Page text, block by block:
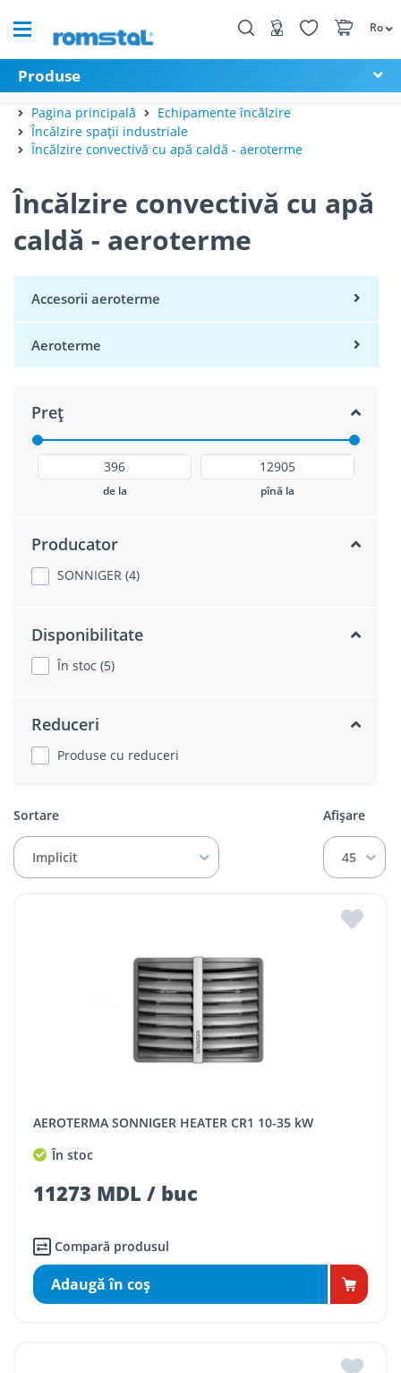
Ro
Produse
Pagina principală
Echipamente încălzire
Încălzire spații industriale
Încălzire convectivă cu apă caldă - aeroterme
Încălzire convectivă cu apă
caldă - aeroterme
Accesorii aeroterme
Aeroterme
Preț
de la pînă la
Producator
SONNIGER (4)
Disponibilitate
În stoc (5)
Reduceri
Produse cu reduceri
Sortare
Implicit
Afișare
45
AEROTERMA SONNIGER HEATER CR1 10-35 kW
În stoc
11273 MDL / buc
Compară produsul
Adaugă în coş